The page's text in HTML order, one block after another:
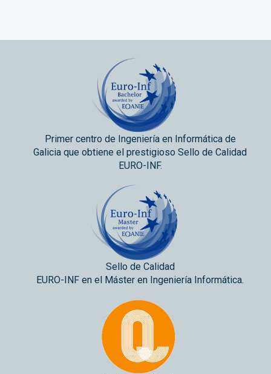
Primer centro de Ingeniería en Informática de
Galicia que obtiene el prestigioso Sello de Calidad
EURO-INF.
Sello de Calidad
EURO-INF en el Máster en Ingeniería Informática.